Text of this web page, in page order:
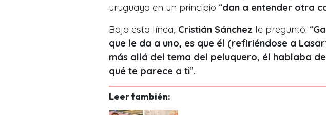
uruguayo en un principio “dan a entender otra
Bajo esta línea, Cristián Sánchez le preguntó: “
que le da a uno, es que él (refiriéndose a
más allá del tema del peluquero, él hablaba de
qué te parece a ti”.
Leer también: